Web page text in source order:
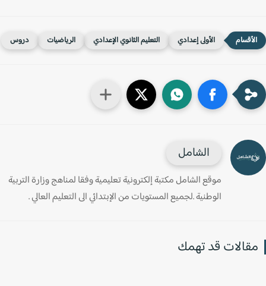
الأولى إعدادي التعليم الثانوي الإعدادي الرياضيات دروس
الشامل
موقع الشامل مكتبة إلكترونية تعليمية وفقا لمناهج وزارة التربية
الوطنية .لجميع المستويات من الإبتدائي الى التعليم العالي .
قد تهمك